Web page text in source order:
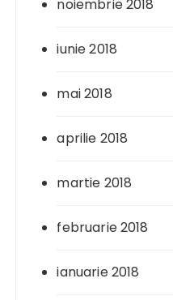
noiembrie 2018
iunie 2018
mai 2018
aprilie 2018
martie 2018
februarie 2018
ianuarie 2018